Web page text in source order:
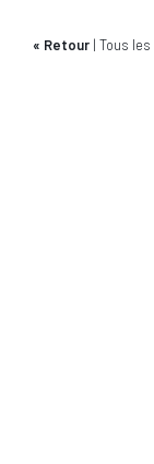
Retour Tous